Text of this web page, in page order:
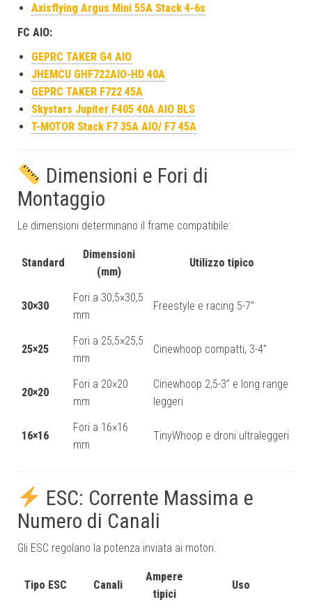
Axisflying Argus Mini 55A Stack 4-6s
FC AIO:
GEPRC TAKER G4 AIO
JHEMCU GHF722AIO-HD 40A
GEPRC TAKER F722 45A
Skystars Jupiter F405 40A AIO BLS
T-MOTOR Stack F7 35A AIO/ F7 45A
Dimensioni e Fori di
Montaggio
Le dimensioni determinano il frame compatibile:
Standard
Dimensioni
(mm)
Utilizzo tipico
30×30
Fori a 30,5×30,5
mm
Freestyle e racing 5-7”
25×25
Fori a 25,5×25,5
mm
Cinewhoop compatti, 3-4”
20×20
Fori a 20×20
mm
Cinewhoop 2,5-3” e long range
leggeri
16×16
Fori a 16×16
mm
TinyWhoop e droni ultraleggeri
ESC: Corrente Massima e
Numero di Canali
Gli ESC regolano la potenza inviata ai motori.
Tipo ESC Canali
Ampere
tipici
Uso